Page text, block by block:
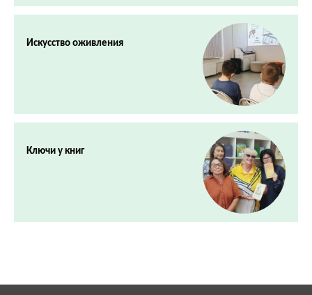
Искусство оживления
Ключи у книг